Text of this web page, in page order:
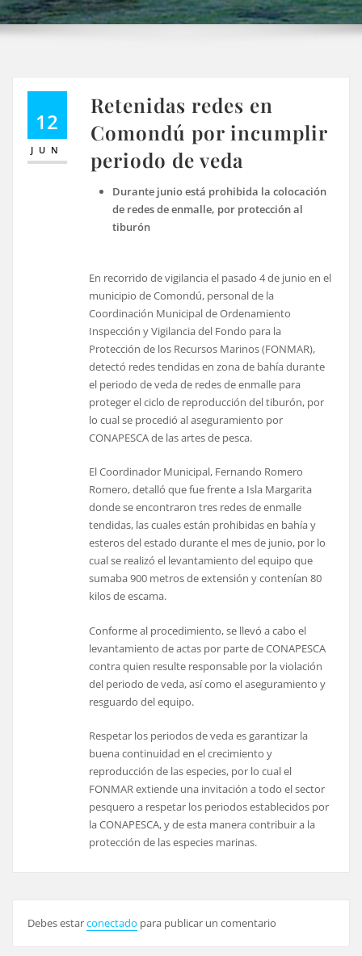
12
JUN
Retenidas redes en
Comondú por incumplir
periodo de veda
Durante junio está prohibida la colocación
de redes de enmalle, por protección al
tiburón
En recorrido de vigilancia el pasado 4 de junio en el
municipio de Comondú, personal de la
Coordinación Municipal de Ordenamiento
Inspección y Vigilancia del Fondo para la
Protección de los Recursos Marinos (FONMAR),
detectó redes tendidas en zona de bahía durante
el periodo de veda de redes de enmalle para
proteger el ciclo de reproducción del tiburón, por
lo cual se procedió al aseguramiento por
CONAPESCA de las artes de pesca.
El Coordinador Municipal, Fernando Romero
Romero, detalló que fue frente a Isla Margarita
donde se encontraron tres redes de enmalle
tendidas, las cuales están prohibidas en bahía y
esteros del estado durante el mes de junio, por lo
cual se realizó el levantamiento del equipo que
sumaba 900 metros de extensión y contenían 80
kilos de escama.
Conforme al procedimiento, se llevó a cabo el
levantamiento de actas por parte de CONAPESCA
contra quien resulte responsable por la violación
del periodo de veda, así como el aseguramiento y
resguardo del equipo.
Respetar los periodos de veda es garantizar la
buena continuidad en el crecimiento y
reproducción de las especies, por lo cual el
FONMAR extiende una invitación a todo el sector
pesquero a respetar los periodos establecidos por
la CONAPESCA, y de esta manera contribuir a la
protección de las especies marinas.
Debes estarconectado para publicar un comentario